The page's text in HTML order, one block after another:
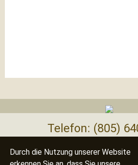
Durch die Nutzung unserer Website
Telefon: (805)